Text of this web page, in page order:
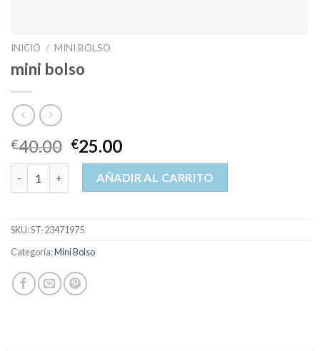
INICIO / MINI BOLSO
mini bolso
€40.00 €25.00
AÑADIR AL CARRITO
SKU:ST-23471975
Categoría:Mini Bolso